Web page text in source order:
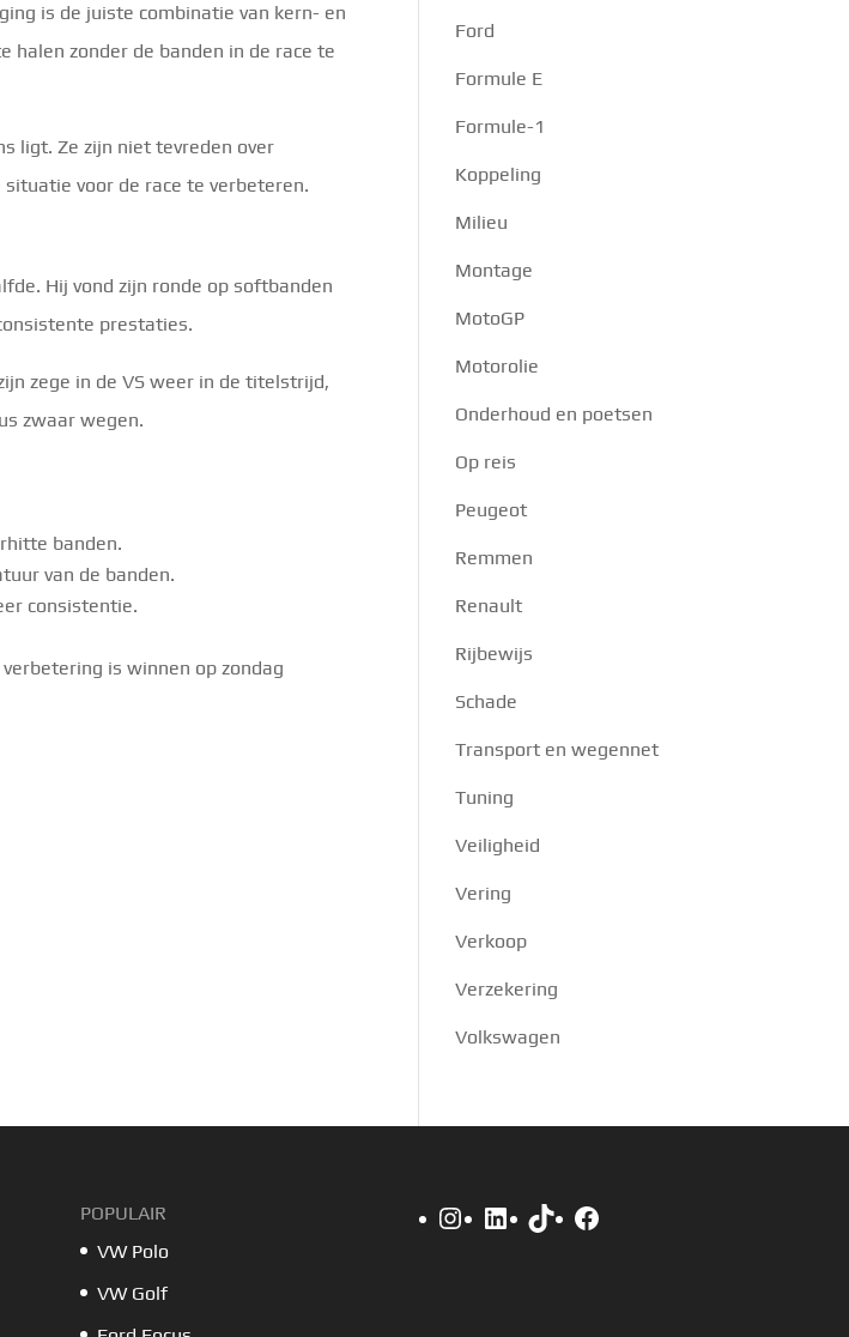
is de juiste combinatie van kern- en
halen zonder de banden in de race te
ligt. Ze zijn niet tevreden over
voor de race te verbeteren.
Hij vond zijn ronde op softbanden
prestaties.
zege in de VS weer in de titelstrijd,
zwaar wegen.
banden.
van de banden.
consistentie.
is winnen op zondag
Ford
Formule E
Formule-1
Koppeling
Milieu
Montage
MotoGP
Motorolie
Onderhoud en poetsen
Op reis
Peugeot
Remmen
Renault
Rijbewijs
Schade
Transport en wegennet
Tuning
Veiligheid
Vering
Verkoop
Verzekering
Volkswagen
POPULAIR
VW Polo
VW Golf
Instagram
LinkedIn
TikTokFacebook